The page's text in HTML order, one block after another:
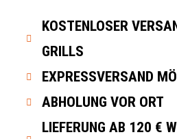
KOSTENLOSER
GRILLS
EXPRESSVERSAND
ABHOLUNG VOR ORT
LIEFERUNG AB 120 €